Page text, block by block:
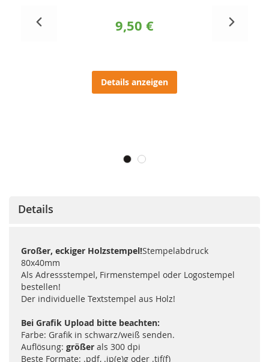
9,50 €
Details anzeigen
Details
Großer, eckiger Holzstempel!Stempelabdruck
80x40mm
Als Adressstempel, Firmenstempel oder Logostempel
bestellen!
Der individuelle Textstempel aus Holz!
Bei Grafik Upload bitte beachten:
Farbe: Grafik in schwarz/weiß senden.
Auflösung: größer als 300 dpi
Beste Formate: .pdf, .jp(e)g oder .tif(f)